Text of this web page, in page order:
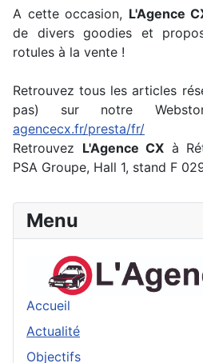
Menu
Accueil
Actualité
Objectifs
A cette occasion, L'Agence
de divers goodies et
rotules à la vente !
Retrouvez tous les articles
pas) sur notre
agencecx.fr/presta/fr/
Retrouvez L'Agence CX à
PSA Groupe, Hall 1, stand F